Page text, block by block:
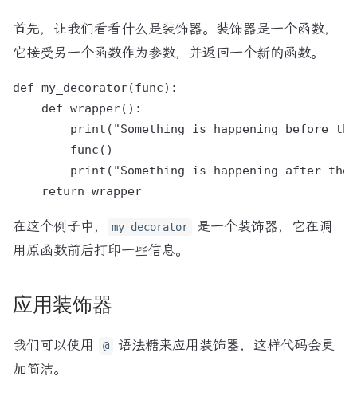
首先，让我们看看什么是装饰器。装饰器是一个函数，
它接受另一个函数作为参数，并返回一个新的函数。
def my_decorator(func):
    def wrapper():
print("Something is happening before
        func()
print("Something is happening after the
在这个例子中， my_decorator
是一个装饰器，它在调
用原函数前后打印一些信息。
应用装饰器
我们可以使用 @
语法糖来应用装饰器，这样代码会更
加简洁。